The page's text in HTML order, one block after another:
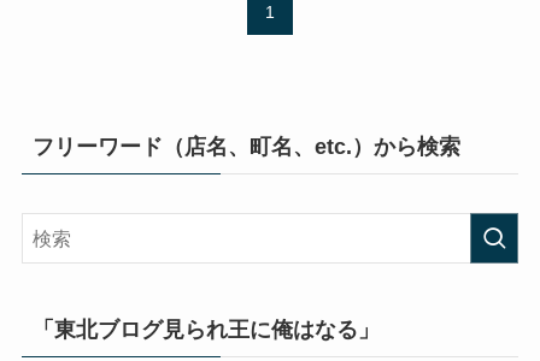
1
フリーワード（店名、町名、etc.）から検索
「東北ブログ見られ王に俺はなる」